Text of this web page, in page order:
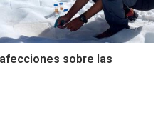
sobre las